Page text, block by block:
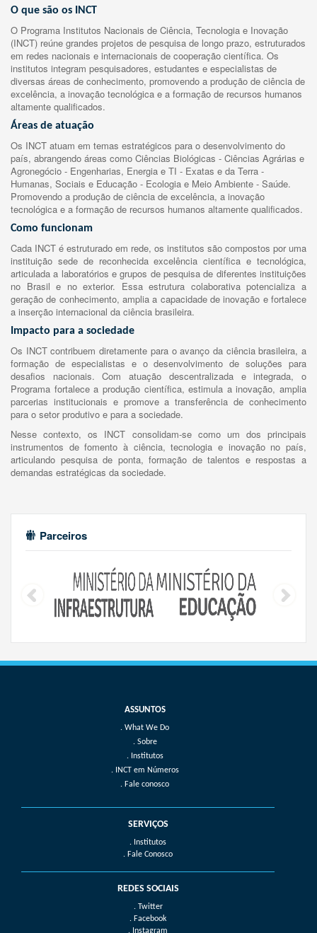
O que são os INCT
O Programa Institutos Nacionais de Ciência, Tecnologia e Inovação
(INCT) reúne grandes projetos de pesquisa de longo prazo, estruturados
em redes nacionais e internacionais de cooperação científica. Os
institutos integram pesquisadores, estudantes e especialistas de
diversas áreas de conhecimento, promovendo a produção de ciência de
excelência, a inovação tecnológica e a formação de recursos humanos
altamente qualificados.
Áreas de atuação
Os INCT atuam em temas estratégicos para o desenvolvimento do
país, abrangendo áreas como Ciências Biológicas - Ciências Agrárias e
Agronegócio - Engenharias, Energia e TI - Exatas e da Terra -
Humanas, Sociais e Educação - Ecologia e Meio Ambiente - Saúde.
Promovendo a produção de ciência de excelência, a inovação
tecnológica e a formação de recursos humanos altamente qualificados.
Como funcionam
Cada INCT é estruturado em rede, os institutos são compostos por uma
instituição sede de reconhecida excelência científica e tecnológica,
articulada a laboratórios e grupos de pesquisa de diferentes instituições
no Brasil e no exterior. Essa estrutura colaborativa potencializa a
geração de conhecimento, amplia a capacidade de inovação e fortalece
a inserção internacional da ciência brasileira.
Impacto para a sociedade
Os INCT contribuem diretamente para o avanço da ciência brasileira, a
formação de especialistas e o desenvolvimento de soluções para
desafios nacionais. Com atuação descentralizada e integrada, o
Programa fortalece a produção científica, estimula a inovação, amplia
parcerias institucionais e promove a transferência de conhecimento
para o setor produtivo e para a sociedade.
Nesse contexto, os INCT consolidam-se como um dos principais
instrumentos de fomento à ciência, tecnologia e inovação no país,
articulando pesquisa de ponta, formação de talentos e respostas a
demandas estratégicas da sociedade.
Parceiros
What We Do
Sobre
Institutos
INCT em Números
Fale conosco
SERVIÇOS
. Institutos
. Fale Conosco
REDES SOCIAIS
. Twitter
. Facebook
. Instagram